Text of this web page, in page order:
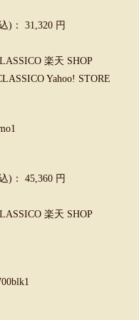
)： 31,320 円
楽天 SHOP
Yahoo! STORE
)： 45,360 円
楽天 SHOP